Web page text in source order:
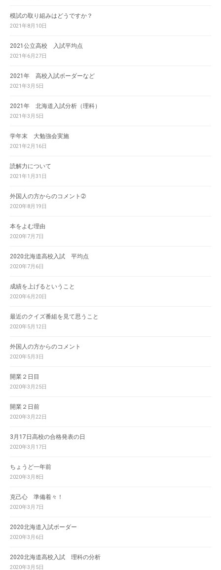
模試の取り組みはどうですか？
2021年8月10日
2021公立高校 入試平均点
2021年6月27日
2021年 高校入試ボーダーなど
2021年3月5日
2021年 北海道入試分析（理科）
2021年3月5日
学年末 大勉強会実施
2021年2月16日
読解力について
2021年1月31日
外国人の方からのコメント➁
2020年8月19日
本をよむ理由
2020年7月7日
2020北海道高校入試 平均点
2020年7月6日
成績を上げるということ
2020年6月20日
最近のクイズ番組を見て思うこと
2020年5月12日
外国人の方からのコメント
2020年5月3日
開業２日目
2020年3月25日
開業２日前
2020年3月22日
3月17日高校の合格発表の日
2020年3月17日
ちょうど一年前
2020年3月8日
克己心 準備着々！
2020年3月7日
2020北海道入試ボーダー
2020年3月6日
2020北海道高校入試 理科の分析
2020年3月5日